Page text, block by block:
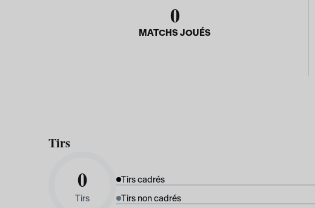
0
MATCHS JOUÉS
Tirs
0
Tirs
Tirs cadrés
Tirs non cadrés